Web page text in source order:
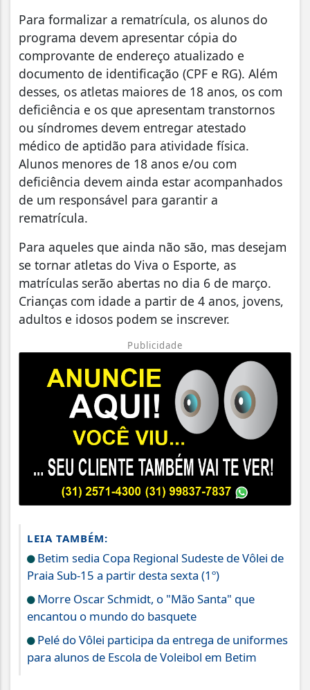
Para formalizar a rematrícula, os alunos do
programa devem apresentar cópia do
comprovante de endereço atualizado e
documento de identificação (CPF e RG). Além
desses, os atletas maiores de 18 anos, os com
deficiência e os que apresentam transtornos
ou síndromes devem entregar atestado
médico de aptidão para atividade física.
Alunos menores de 18 anos e/ou com
deficiência devem ainda estar acompanhados
de um responsável para garantir a
rematrícula.
Para aqueles que ainda não são, mas desejam
se tornar atletas do Viva o Esporte, as
matrículas serão abertas no dia 6 de março.
Crianças com idade a partir de 4 anos, jovens,
adultos e idosos podem se inscrever.
Publicidade
LEIA TAMBÉM:
Betim sedia Copa Regional Sudeste de Vôlei de
Praia Sub-15 a partir desta sexta (1º)
Morre Oscar Schmidt, o "Mão Santa" que
encantou o mundo do basquete
Pelé do Vôlei participa da entrega de uniformes
para alunos de Escola de Voleibol em Betim